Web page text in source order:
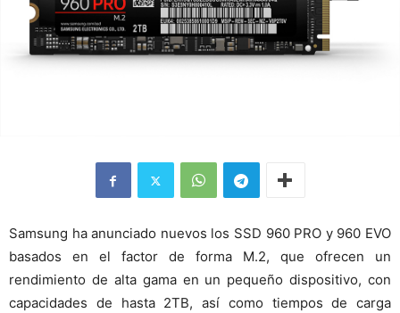
Samsung ha anunciado nuevos los SSD 960 PRO y 960 EVO
basados en el factor de forma M.2, que ofrecen un
rendimiento de alta gama en un pequeño dispositivo, con
capacidades de hasta 2TB, así como tiempos de carga